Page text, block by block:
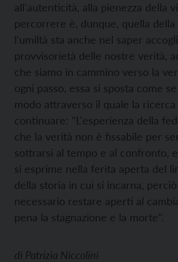
all'autenticità, alla pienezza della
percorrere è, dunque, quella della
l'umiltà sta anche nel saper
provvisorietà delle nostre verità,
che siamo in cammino verso la
ogni passo, essa si sposta come
modo attraverso il quale la ricerca
continuare: "L'esperienza della
che la verità non è fissabile per
sottrarsi al tempo e al confronto,
si esprime nella ferita aperta del
della storia in cui si incarna,
necessario restare aperti al
pena la stagnazione e la morte".
di Patrizia Niccolini